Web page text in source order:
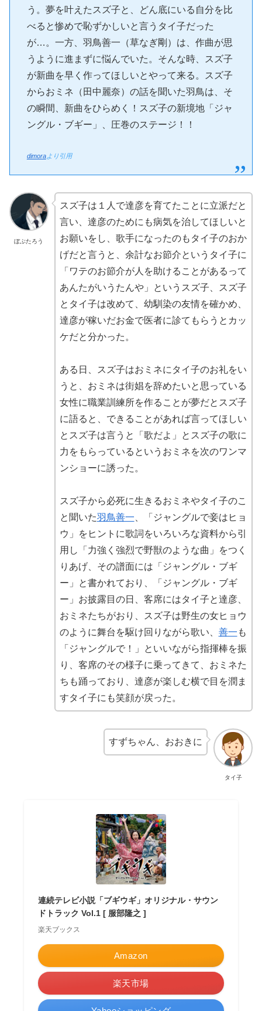
う。夢を叶えたスズ子と、どん底にいる自分を比
べると惨めで恥ずかしいと言うタイ子だった
が…。一方、羽鳥善一（草なぎ剛）は、作曲が思
うように進まずに悩んでいた。そんな時、スズ子
が新曲を早く作ってほしいとやって来る。スズ子
からおミネ（田中麗奈）の話を聞いた羽鳥は、そ
の瞬間、新曲をひらめく！スズ子の新境地「ジャ
ングル・ブギー」、圧巻のステージ！！
dimoraより引用
ぼぶたろう
スズ子は１人で達彦を育てたことに立派だと
言い、達彦のためにも病気を治してほしいと
お願いをし、歌手になったのもタイ子のおか
げだと言うと、余計なお節介というタイ子に
「ワテのお節介が人を助けることがあるって
あんたがいうたんや」というスズ子、スズ子
とタイ子は改めて、幼馴染の友情を確かめ、
達彦が稼いだお金で医者に診てもらうとカッ
ケだと分かった。
ある日、スズ子はおミネにタイ子のお礼をい
うと、おミネは街娼を辞めたいと思っている
女性に職業訓練所を作ることが夢だとスズ子
に語ると、できることがあれば言ってほしい
とスズ子は言うと「歌だよ」とスズ子の歌に
力をもらっているというおミネを次のワンマ
ンショーに誘った。
スズ子から必死に生きるおミネやタイ子のこ
と聞いた羽鳥善一 、「ジャングルで妾はヒョ
ウ」をヒントに歌詞をいろいろな資料から引
用し「力強く強烈で野獣のような曲」をつく
りあげ、その譜面には「ジャングル・ブギ
ー」と書かれており、「ジャングル・ブギ
ー」お披露目の日、客席にはタイ子と達彦、
おミネたちがおり、スズ子は野生の女ヒョウ
のように舞台を駆け回りながら歌い、 善一 も
「ジャングルで！」といいながら指揮棒を振
り、客席のその様子に乗ってきて、おミネた
ちも踊っており、達彦が楽しむ横で目を潤ま
すタイ子にも笑顔が戻った。
タイ子
すずちゃん、おおきに
連続テレビ小説「ブギウギ」オリジナル・サウン
ドトラック Vol.1 [ 服部隆之 ]
楽天ブックス
Amazon
楽天市場